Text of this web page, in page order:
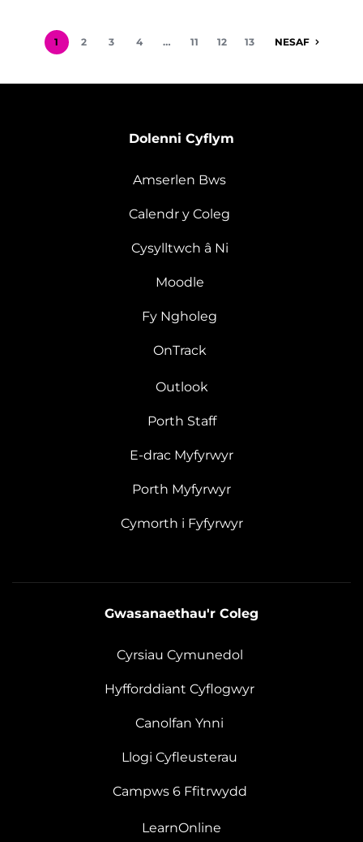
1 2 3 4 … 11 12 13 NESAF
Dolenni Cyflym
Amserlen Bws
Calendr y Coleg
Cysylltwch â Ni
Moodle
Fy Ngholeg
OnTrack
Outlook
Porth Staff
E-drac Myfyrwyr
Porth Myfyrwyr
Cymorth i Fyfyrwyr
Gwasanaethau'r Coleg
Cyrsiau Cymunedol
Hyfforddiant Cyflogwyr
Canolfan Ynni
Llogi Cyfleusterau
Campws 6 Ffitrwydd
LearnOnline